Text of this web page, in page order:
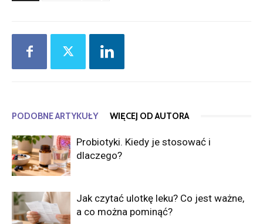
PODOBNE ARTYKUŁY WIĘCEJ OD AUTORA
Probiotyki. Kiedy je stosować i
dlaczego?
Jak czytać ulotkę leku? Co jest ważne,
a co można pominąć?